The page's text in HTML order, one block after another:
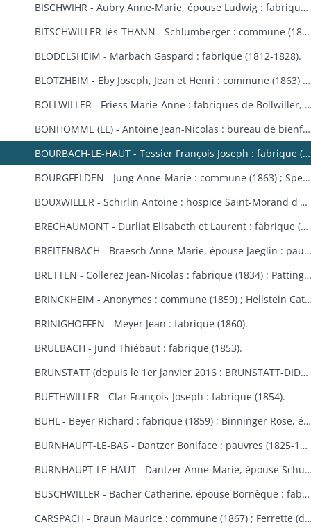
BISCHWIHR - Aubry Anne-Marie, épouse Ludwig : fabrique (1854-1858) ; Broly Joseph : fabrique (1848) ; Frich Marie-Madeleine : fabrique (1852) ; Jourdain Marie-Claire, épouse Helmlinger : fabrique (1857-1860) ; Steib Mathias : commune (1852).
BITSCHWILLER-lès-THANN - Schlumberger : commune (1867).
BLODELSHEIM - Marbach Gaspard : fabrique (1812-1828).
BLOTZHEIM - Eby Joseph, Jean et Henri : commune (1863) ; Hertzog Jean Antoine : bureau de bienfaisance (1851) ; Moser Ursule : fabrique (1851) ; Rein Madeleine et Rein ?, épouse Berra : bureau de bienfaisance (1862-1867) ; Schermesser Guillaume : pauvres (1853) ; Thannberger Jean : commune (1861) ; Verger (de) Jean-Baptiste et de Noël Annette, épouse de Verger : pauvres (1853).
BOLLWILLER - Friess Marie-Anne : fabriques de Bollwiller, de Feldkirch et de Soultzmatt (1864).
BONHOMME (LE) - Antoine Jean-Nicolas : bureau de bienfaisance (1862-1865) ; Cowreau Jean-Baptiste : fabrique (1846-1857) ; Herque Marie, épouse Jeanclaude : commune (1855) ; Humbert Jean-Baptiste : fabrique (1859) ; Simon Jean-Baptiste (1846) ; Vautrinot Marie-Marguerite, épouse Sitte : pauvres (1853).
BOURBACH-LE-HAUT - Tessier François Joseph : fabrique (1853).
BOURGFELDEN - Jung Anne-Marie : commune (1863) ; Spenlihauer Christophe : commune (1869).
BOUXWILLER - Schirlin Antoine : hospice Saint-Morand d'Altkirch (1867) ; Stehlin François Joseph : fabriques de Bouxwiller et de Raedersdorf (1854).
BRECHAUMONT - Durliat Elisabeth et Laurent : fabrique (1851-1856) ; Gerber Catherine : fabrique (1860).
BREITENBACH - Braesch Anne-Marie, épouse Jaeglin : pauvres (1856) ; Wodey Martin : commune (1869).
BRETTEN - Collerez Jean-Nicolas : fabrique (1834) ; Pattingre : fabrique et pauvres (1828) ; Suisse Rémy : fabrique (1848).
BRINCKHEIM - Anonymes : commune (1859) ; Hellstein Catherine, épouse Spery, Spery Joseph : fabrique (1823) ; Stoecklin Joseph : fabrique (1828) ; Wespisser Bernard, Baumann Marie-Anne : fabrique (1820-1847).
BRINIGHOFFEN - Meyer Jean : fabrique (1860).
BRUEBACH - Jund Thiébaut : fabrique (1853).
BRUNSTATT (depuis le 1er janvier 2016 : BRUNSTATT-DIDENHEIM) - Moesch François Antoine : fabrique (1818) ; Schultz Antoine : fabrique (1856) ; Voegtlin Georges : fabrique (1862).
BUETHWILLER - Clar François-Joseph : fabrique (1854).
BUHL - Beyer Richard : fabrique (1859) ; Binninger Rose, épouse Jenny : fabrique (1823) ; Cladell Reine, Hoeblen Catherine, Keck Bernard, Marbach Joseph : fabrique (1850) ; Gilg Madeleine, épouse Beck : fabrique (1829) ; Gutschenreiter Dominique : fabrique (1853) ; Hiltenbrand Dominique : fabrique (1852) ; Kungler Dominique : fabrique (1851) ; Macbacher Joseph, Neyer Dominique, Niess Jean, Tenzinger Madeleine : fabrique (1850) ; Zeny Jean : fabrique (1848).
BURNHAUPT-LE-BAS - Dantzer Boniface : pauvres (1825-1830) ; Dantzer François Joseph : fabrique (1834).
BURNHAUPT-LE-HAUT - Dantzer Anne-Marie, épouse Schuler : fabrique (1825) ; Hirth Georges : fabrique (1853) ; Kroener Thiébaut, Schwebelin Elisabeth : fabrique (1841) ; Mackerer Louis : fabrique (1846) ; Schwebelen Catherine : pauvres (1870).
BUSCHWILLER - Bacher Catherine, épouse Bornèque : fabrique (1867-1869) ; Woog Nathan : communauté israélite (1869).
CARSPACH - Braun Maurice : commune (1867) ; Ferrette (de) Jean-Baptiste : pauvres (1832).